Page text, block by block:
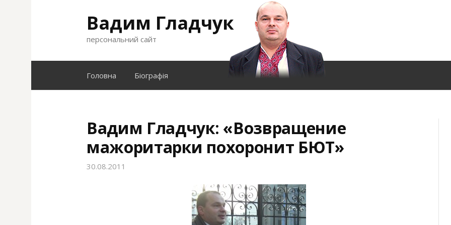
o
Вадим Гладчук
персональний сайт
Головна Біографія
Вадим Гладчук: «Возвращение
мажоритарки похоронит БЮТ»
30.08.2011